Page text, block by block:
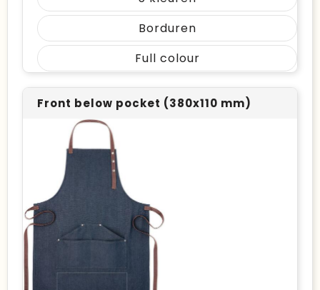
Borduren
Full colour
Front below pocket (380x110 mm)